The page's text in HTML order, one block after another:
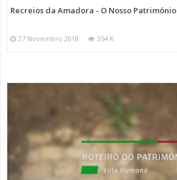
Recreios da Amadora - O Nosso Património
27 Novembro 2018 354 K